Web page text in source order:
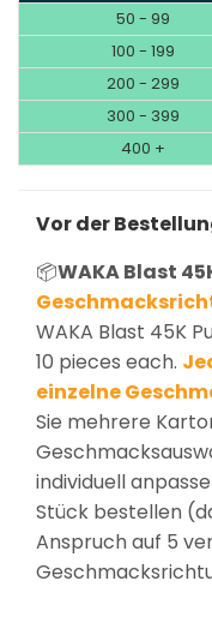
50 - 99
100 - 199
200 - 299
300 - 399
400 +
Vor der
📦WAKA Blast
WAKA Blast 45K
10 pieces each.
einzelne
Sie mehrere
individuell
Stück bestellen
Anspruch auf 5